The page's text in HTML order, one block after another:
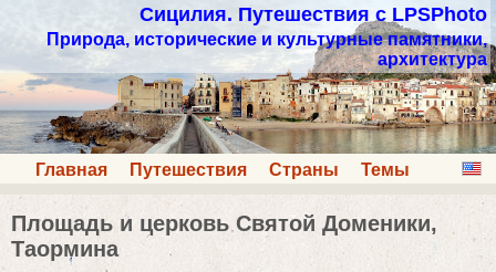
Сицилия. Путешествия с LPSPhoto
Природа, исторические и культурные памятники,
архитектура
Главная Путешествия Страны Темы
Площадь и церковь Святой Доменики,
Таормина